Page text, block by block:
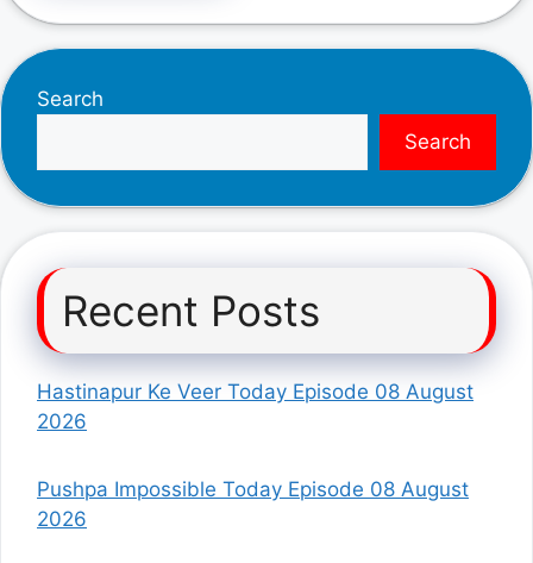
Search
Search
Recent Posts
Hastinapur Ke Veer Today Episode 08 August
2026
Pushpa Impossible Today Episode 08 August
2026